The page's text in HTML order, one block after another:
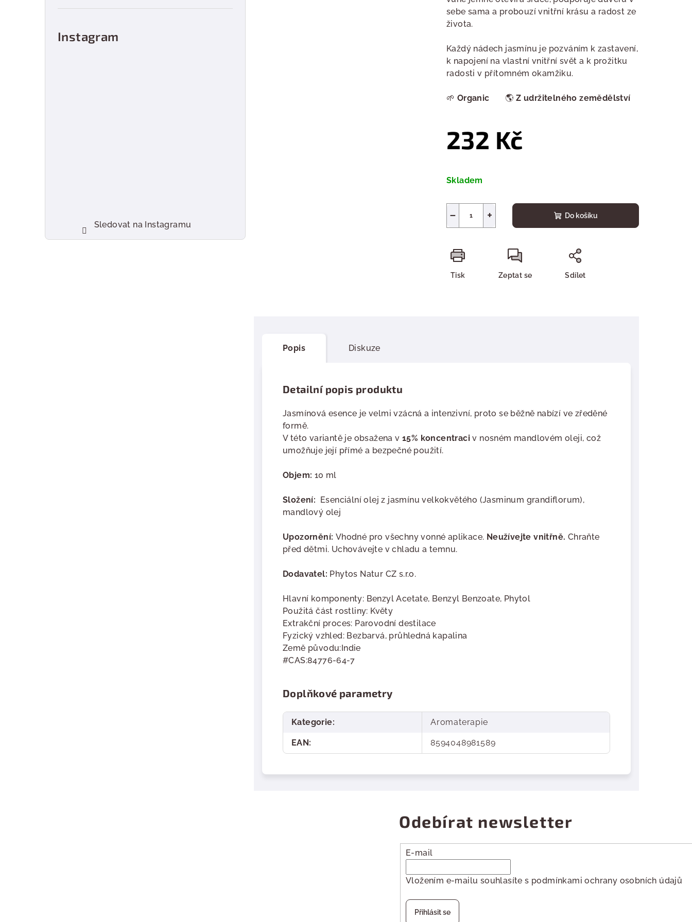
Instagram
Sledovat na Instagramu
sebe sama a probouzí vnitřní krásu a radost ze
života.
Každý nádech jasmínu je pozváním k zastavení,
k napojení na vlastní vnitřní svět a k prožitku
radosti v přítomném okamžiku.
🌱 Organic 🌎Z udržitelného zemědělství
232 Kč
cena:
Skladem
+
− Do košíku
Tisk Zeptat se Sdílet
Popis Diskuze
Detailní popis produktu
Jasmínová esence je velmi vzácná a intenzivní, proto se běžně nabízí ve zředěné
formě.
V této variantě je obsažena v 15% koncentraci v nosném mandlovém oleji, což
umožňuje její přímé a bezpečné použití.
Objem: 10 ml
Složení: Esenciální olej z jasmínu velkokvětého (Jasminum grandiflorum),
mandlový olej
Upozornění: Vhodné pro všechny vonné aplikace. Neužívejte vnitřně. Chraňte
před dětmi. Uchovávejte v chladu a temnu.
Dodavatel: Phytos Natur CZ s.r.o.
Hlavní komponenty: Benzyl Acetate, Benzyl Benzoate, Phytol
Použitá část rostliny: Květy
Extrakční proces: Parovodní destilace
Fyzický vzhled: Bezbarvá, průhledná kapalina
Země původu:Indie
#CAS:84776-64-7
Doplňkové parametry
Kategorie: Aromaterapie
EAN: 8594048981589
Odebírat newsletter
E-mail
Vložením e-mailu souhlasíte s podmínkami ochrany osobních údajů
Přihlásit se